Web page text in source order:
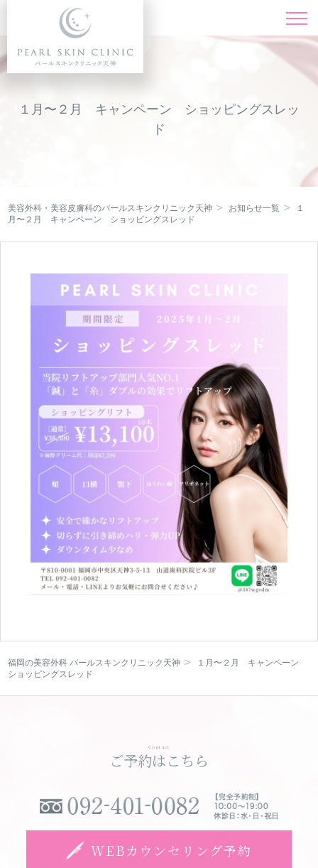
WEBカウンセリング予約
Price
ドクター紹介
キャンペーン
Campaign
オンライン診療
ブログ
ENGLISH
Clinic
Online Shop
１月〜２月 キャンペーン ショッピングスレッ
ド
美容外科・美容皮膚科のパールスキンクリニック天神 お知らせ一覧
１
月〜２月 キャンペーン ショッピングスレッド
福岡の美容外科 パールスキンクリニック天神
１月〜２月 キャンペーン
ショッピングスレッド
Contact
ご予約はこちら
WEBカウンセリング予約